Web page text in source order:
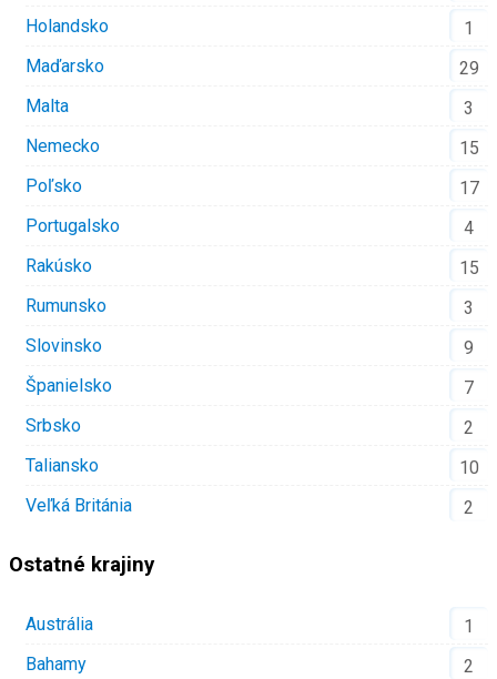
Holandsko
1
Maďarsko
29
Malta
3
Nemecko
15
Poľsko
17
Portugalsko
4
Rakúsko
15
Rumunsko
3
Slovinsko
9
Španielsko
7
Srbsko
2
Taliansko
10
Veľká Británia
2
Ostatné krajiny
Austrália
1
Bahamy
2